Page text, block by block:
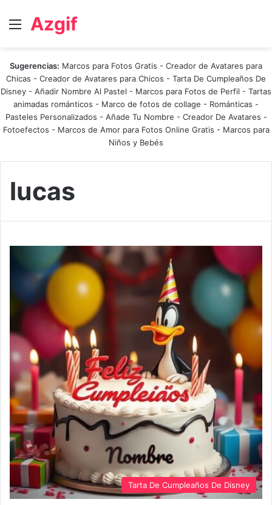
Menú
Azgif
Sugerencias: Marcos para Fotos Gratis - Creador de Avatares para
Chicas - Creador de Avatares para Chicos - Tarta De Cumpleaños De
Disney - Añadir Nombre Al Pastel - Marcos para Fotos de Perfil - Tartas
animadas románticos - Marco de fotos de collage - Románticas -
Pasteles Personalizados - Añade Tu Nombre - Creador De Avatares -
Fotoefectos - Marcos de Amor para Fotos Online Gratis - Marcos para
Niños y Bebés
lucas
Tarta De Cumpleaños De Disney